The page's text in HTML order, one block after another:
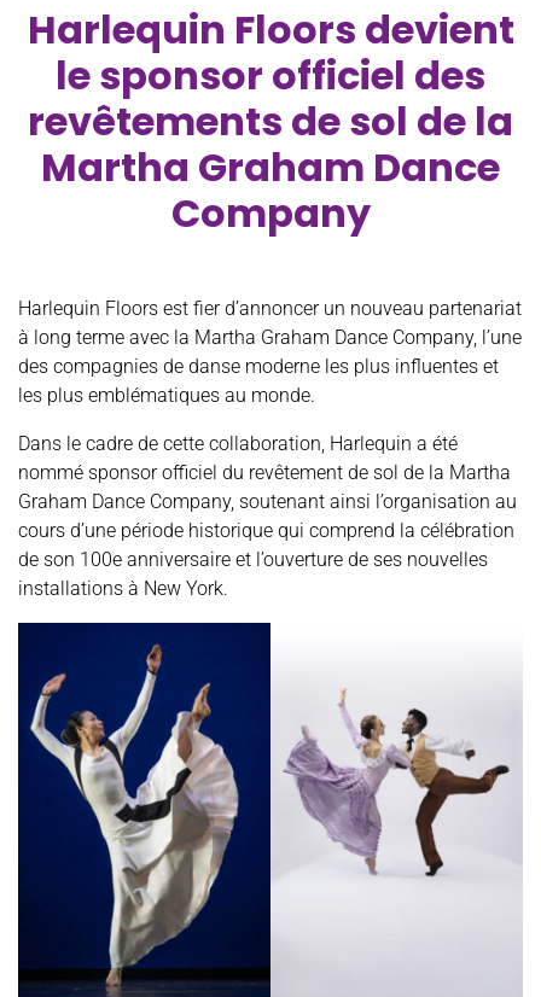
Harlequin Floors devient
le sponsor officiel des
revêtements de sol de la
Martha Graham Dance
Company
Harlequin Floors est fier d’annoncer un nouveau partenariat
à long terme avec la Martha Graham Dance Company, l’une
des compagnies de danse moderne les plus influentes et
les plus emblématiques au monde.
Dans le cadre de cette collaboration, Harlequin a été
nommé sponsor officiel du revêtement de sol de la Martha
Graham Dance Company, soutenant ainsi l’organisation au
cours d’une période historique qui comprend la célébration
de son 100e anniversaire et l’ouverture de ses nouvelles
installations à New York.